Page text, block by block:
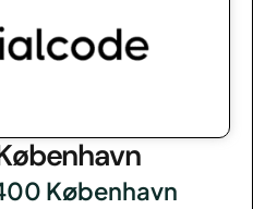
København